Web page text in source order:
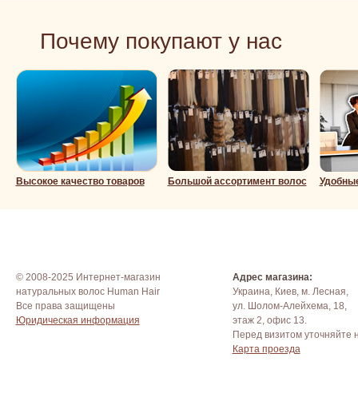
Почему покупают у нас
Высокое качество товаров Большой ассортимент волос
© 2008-2025 Интернет-магазин
натуральных волос Human Hair
Все права защищены
Юридическая информация
Адрес магазина:
Украина, Киев, м. Лесная,
ул. Шолом-Алейхема, 18,
этаж 2, офис 13.
Перед визитом уточняйте
Карта проезда